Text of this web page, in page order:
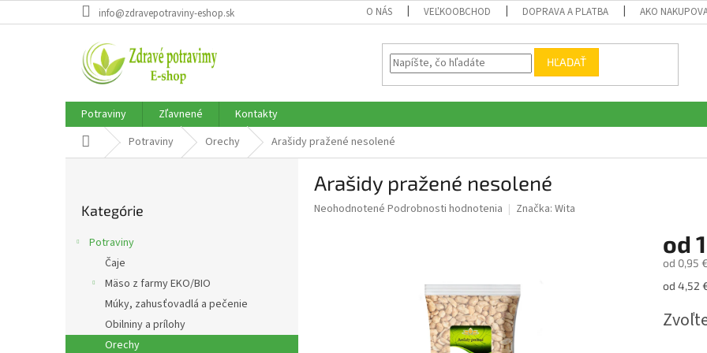
na
info@zdravepotraviny-eshop.sk O NÁS VEĽKOOBCHOD DOPRAVA A PLATBA AKO
HĽADAŤ
Potraviny Zľavnené
Kontakty
DomovPotraviny Orechy Arašidy pražené nesolené
kategórie
Kategórie
Potraviny
Čaje
Mäso z farmy EKO/BIO
Múky, zahusťovadlá a pečenie
Obilniny a prílohy
Orechy
Arašidy pražené nesolené
Priemerné
Neohodnotené Podrobnosti hodnotenia Značka: Wita
od
od 0,95 €
od 4,52